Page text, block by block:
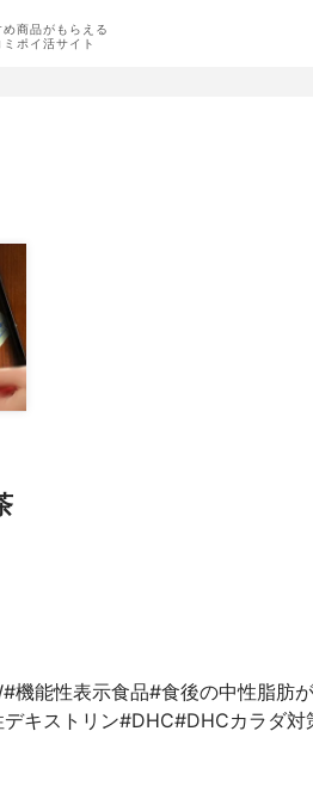
め商品がもらえる
ミポイ活サイト
機能性表示食品#食後の中性脂肪
キストリン#DHC#DHCカラダ